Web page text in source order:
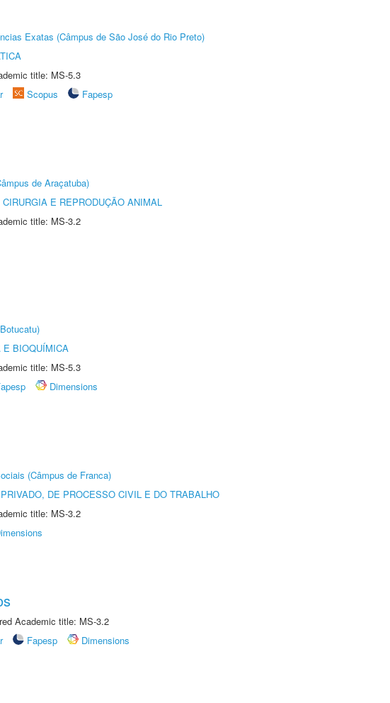
Exatas (Câmpus de São José do Rio Preto)
title: MS-5.3
Scopus
Fapesp
de Araçatuba)
E REPRODUÇÃO ANIMAL
title: MS-3.2
E BIOQUÍMICA
title: MS-5.3
Dimensions
(Câmpus de Franca)
DE PROCESSO CIVIL E DO TRABALHO
title: MS-3.2
Academic title: MS-3.2
Fapesp
Dimensions